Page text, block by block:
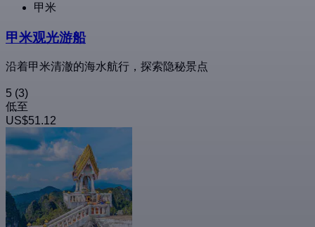
甲米
甲米观光游船
沿着甲米清澈的海水航行，探索隐秘景点
5 (3)
低至
US$51.12